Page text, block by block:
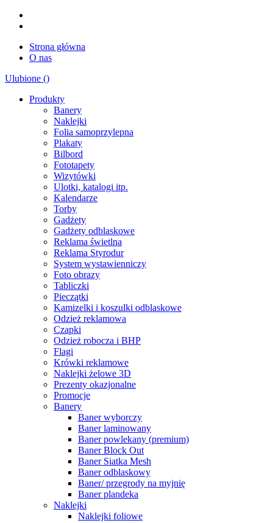
Strona główna
O nas
Ulubione ()
Produkty
Banery
Naklejki
Folia samoprzylepna
Plakaty
Bilbord
Fototapety
Wizytówki
Ulotki, katalogi itp.
Kalendarze
Torby
Gadżety
Gadżety odblaskowe
Reklama świetlna
Reklama Styrodur
System wystawienniczy
Foto obrazy
Tabliczki
Pieczątki
Kamizelki i koszulki odblaskowe
Odzież reklamowa
Czapki
Odzież robocza i BHP
Flagi
Krówki reklamowe
Naklejki żelowe 3D
Prezenty okazjonalne
Promocje
Banery
Baner wyborczy
Baner laminowany
Baner powlekany (premium)
Baner Block Out
Baner Siatka Mesh
Baner odblaskowy
Baner/ przegrody na myjnię
Baner plandeka
Naklejki
Naklejki foliowe